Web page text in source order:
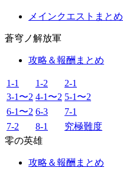
メインクエストまとめ
蒼穹ノ解放軍
攻略＆報酬まとめ
1-1 1-2
2-1
3-1〜2 4-1〜2 5-1〜2
6-1〜2 6-3
7-1
7-2
8-1
究極難度
零の英雄
攻略＆報酬まとめ